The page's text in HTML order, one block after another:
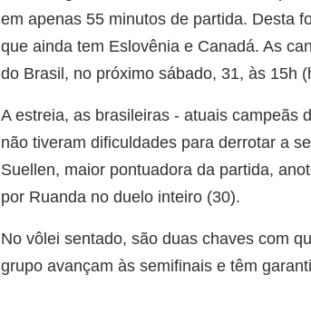
em apenas 55 minutos de partida. Desta
que ainda tem Eslovênia e Canadá. As
do Brasil, no próximo sábado, 31, às 15h
A estreia, as brasileiras - atuais campeãs
não tiveram dificuldades para derrotar a
Suellen, maior pontuadora da partida,
por Ruanda no duelo inteiro (30).
No vôlei sentado, são duas chaves com
grupo avançam às semifinais e têm